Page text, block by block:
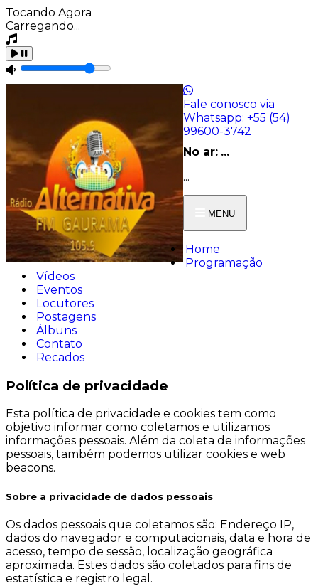
Tocando Agora
Carregando...
Fale conosco via
Whatsapp: +55 (54)
99600-3742
No ar: ...
...
MENU
Home
Programação
Vídeos
Eventos
Locutores
Postagens
Álbuns
Contato
Recados
Política de privacidade
Esta política de privacidade e cookies tem como
objetivo informar como coletamos e utilizamos
informações pessoais. Além da coleta de informações
pessoais, também podemos utilizar cookies e web
beacons.
Sobre a privacidade de dados pessoais
Os dados pessoais que coletamos são: Endereço IP,
dados do navegador e computacionais, data e hora de
acesso, tempo de sessão, localização geográfica
aproximada. Estes dados são coletados para fins de
estatística e registro legal.